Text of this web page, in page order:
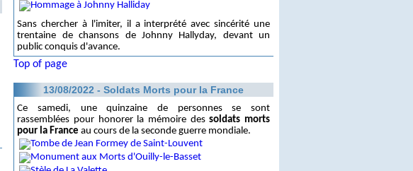
Sans chercher à l'imiter, il a interprété avec sincérité une
trentaine de chansons de Johnny Hallyday, devant un
public conquis d'avance.
Top of page
13/08/2022 - Soldats Morts pour la France
Ce samedi, une quinzaine de personnes se sont
rassemblées pour honorer la mémoire dessoldats morts
pour la France au cours de la seconde guerre mondiale.